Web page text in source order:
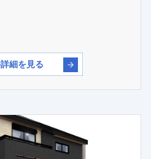
細を見る